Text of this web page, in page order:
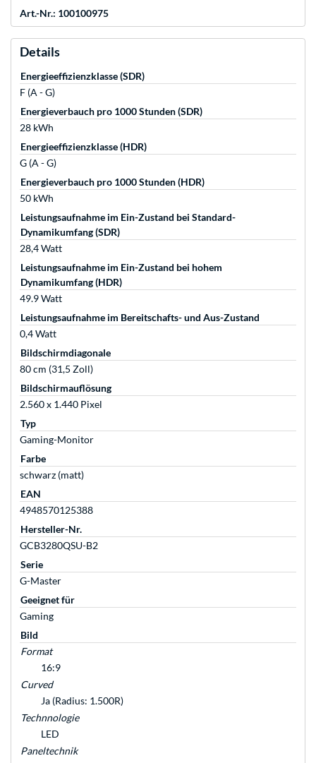
Art.-Nr.: 100100975
Details
Energieeffizienzklasse (SDR)
F (A - G)
Energieverbauch pro 1000 Stunden (SDR)
28 kWh
Energieeffizienzklasse (HDR)
G (A - G)
Energieverbauch pro 1000 Stunden (HDR)
50 kWh
Leistungsaufnahme im Ein-Zustand bei Standard-
Dynamikumfang (SDR)
28,4 Watt
Leistungsaufnahme im Ein-Zustand bei hohem
Dynamikumfang (HDR)
49.9 Watt
Leistungsaufnahme im Bereitschafts- und Aus-Zustand
0,4 Watt
Bildschirmdiagonale
80 cm (31,5 Zoll)
Bildschirmauflösung
2.560 x 1.440 Pixel
Typ
Gaming-Monitor
Farbe
schwarz (matt)
EAN
4948570125388
Hersteller-Nr.
GCB3280QSU-B2
Serie
G-Master
Geeignet für
Gaming
Bild
Format
16:9
Curved
Ja (Radius: 1.500R)
Technnologie
LED
Paneltechnik